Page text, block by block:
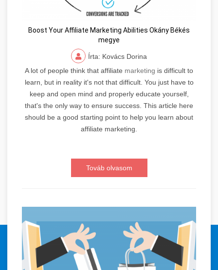
© 2024 Orvosi Keresőmarketing és Tartalomgyártás. Minden jog
fenntartva.
Boost Your Affiliate Marketing Abilities Okány Békés
megye
Írta: Kovács Dorina
A lot of people think that affiliate marketing is difficult to
learn, but in reality it's not that difficult. You just have to
keep and open mind and properly educate yourself,
that's the only way to ensure success. This article here
should be a good starting point to help you learn about
affiliate marketing.
Továb olvasom